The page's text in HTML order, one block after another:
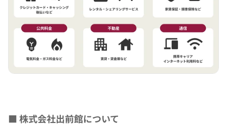
■ 株式会社出前館について